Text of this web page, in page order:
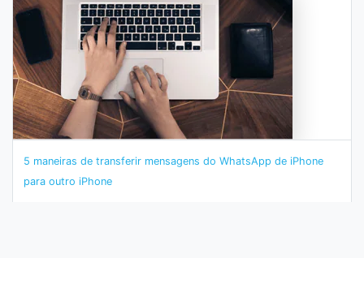
5 maneiras de transferir mensagens do WhatsApp de iPhone
para outro iPhone